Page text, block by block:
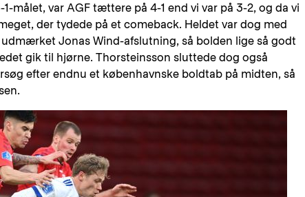
målet, var AGF tættere på 4-1 end vi var på 3-2, og da vi
der tydede på et comeback. Heldet var dog med
Jonas Wind-afslutning, så bolden lige så godt
gik til hjørne. Thorsteinsson sluttede dog også
efter endnu et københavnske boldtab på midten, så